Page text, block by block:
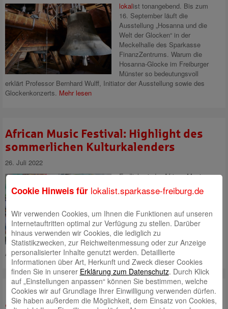
lokalist tonangebend. Bis zum
16. September läuft die
Ausstellung „Hosanna und die
Welt der Glocken“ in der
Meckelhalle des Sparkasse
FinanzZentrums. Warum die
Hosanna-Glocke im Freiburger
Münster so bedeutungsvoll
erklärt Professor Bernhard Wulff, Initiator der Ausstellung sowie des
Glockenkonzerts. Mehr lesen
African Music Festival: Highlight des
sommerlichen Kulturkalenders
26. Juli 2022
Endlich wieder African Music
Festival in Emmendingen. Das
musikalische Spektrum reicht
World Music bis hin zu Reggae.
Die Vorfreude auf spektakuläre
Acts wie Gentleman bei der 20.
Jubiläumsausgabe vom 4. Bis 7.
August steigtMehr lesen
Ebneter Kultursommer: „Wie ein
Cookie Hinweis für lokalist.sparkasse-freiburg.de
Wir verwenden Cookies, um Ihnen die Funktionen auf unseren
Internetauftritten optimal zur Verfügung zu stellen. Darüber
hinaus verwenden wir Cookies, die lediglich zu
Statistikzwecken, zur Reichweitenmessung oder zur Anzeige
personalisierter Inhalte genutzt werden. Detaillierte
Informationen über Art, Herkunft und Zweck dieser Cookies
finden Sie in unserer Erklärung zum Datenschutz. Durch Klick
auf „Einstellungen anpassen“ können Sie bestimmen, welche
Cookies wir auf Grundlage Ihrer Einwilligung verwenden dürfen.
Sie haben außerdem die Möglichkeit, dem Einsatz von Cookies,